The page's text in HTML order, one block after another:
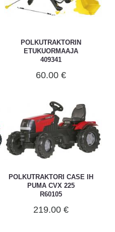
POLKUTRAKTORIN
ETUKUORMAAJA
409341
60.00 €
POLKUTRAKTORI CASE IH
PUMA CVX 225
R60105
219.00 €